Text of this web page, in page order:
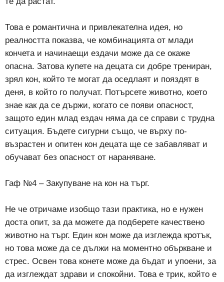
Това е романтична и привлекателна идея, но
реалността показва, че комбинацията от млади
кончета и начинаещи ездачи може да се окаже
опасна. Затова купете на децата си добре трениран,
зрял кон, който те могат да оседлаят и пояздят в
деня, в който го получат. Потърсете животно, което
знае как да се държи, когато се появи опасност,
защото един млад ездач няма да се справи с трудна
ситуация. Бъдете сигурни също, че върху по-
възрастен и опитен кон децата ще се забавляват и
обучават без опасност от нараняване.
Гаф №4 – Закупуване на кон на търг.
Не че отричаме изобщо тази практика, но е нужен
доста опит, за да можете да подберете качествено
животно на търг. Един кон може да изглежда кротък,
но това може да се дължи на моментно объркване и
стрес. Освен това конете може да бъдат и упоени, за
да изглеждат здрави и спокойни. Това е трик, който е